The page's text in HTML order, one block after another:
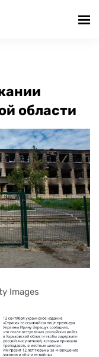
области
Images